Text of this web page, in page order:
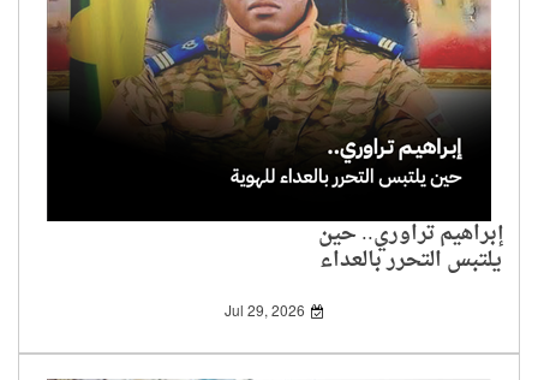
إبراهيم تراوري.. حين
يلتبس التحرر بالعداء
Jul 29, 2026